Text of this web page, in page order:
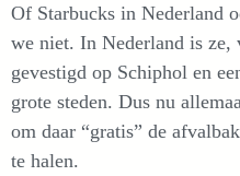
Of Starbucks in Nederland
we niet. In Nederland is
gevestigd op Schiphol en
grote steden. Dus nu
om daar “gratis” de
te halen.